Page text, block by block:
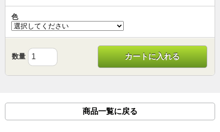
色
数量 カートに入れる
商品一覧に戻る